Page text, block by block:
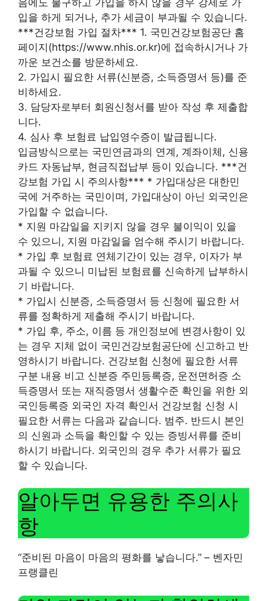
입을 하게 되거나, 추가 세금이 부과될 수 있습니다.
***건강보험 가입 절차*** 1. 국민건강보험공단 홈
페이지(https://www.nhis.or.kr)에 접속하시거나 가
까운 보건소를 방문하세요.
2. 가입시 필요한 서류(신분증, 소득증명서 등)를 준
비하세요.
3. 담당자로부터 회원신청서를 받아 작성 후 제출합
니다.
4. 심사 후 보험료 납입영수증이 발급됩니다.
입금방식으로는 국민연금과의 연계, 계좌이체, 신용
카드 자동납부, 현금직접납부 등이 있습니다. ***건
강보험 가입 시 주의사항*** * 가입대상은 대한민
국에 거주하는 국민이며, 가입대상이 아닌 외국인은
가입할 수 없습니다.
* 지원 마감일을 지키지 않을 경우 불이익이 있을
수 있으니, 지원 마감일을 엄수해 주시기 바랍니다.
* 가입 후 보험료 연체기간이 있는 경우, 이자가 부
과될 수 있으니 미납된 보험료를 신속하게 납부하시
기 바랍니다.
* 가입시 신분증, 소득증명서 등 신청에 필요한 서
류를 정확하게 제출해 주시기 바랍니다.
* 가입 후, 주소, 이름 등 개인정보에 변경사항이 있
는 경우 지체 없이 국민건강보험공단에 신고하고 반
영하시기 바랍니다. 건강보험 신청에 필요한 서류
구분 내용 비고 신분증 주민등록증, 운전면허증 소
득증명서 또는 재직증명서 생활수준 확인을 위한 외
국인등록증 외국인 자격 확인서 건강보험 신청 시
필요한 서류는 다음과 같습니다. 범주. 반드시 본인
의 신원과 소득을 확인할 수 있는 증빙서류를 준비
하시기 바랍니다. 외국인의 경우 추가 서류가 필요
할 수 있습니다.
알아두면 유용한 주의사
항
“준비된 마음이 마음의 평화를 낳습니다.” – 벤자민
프랭클린